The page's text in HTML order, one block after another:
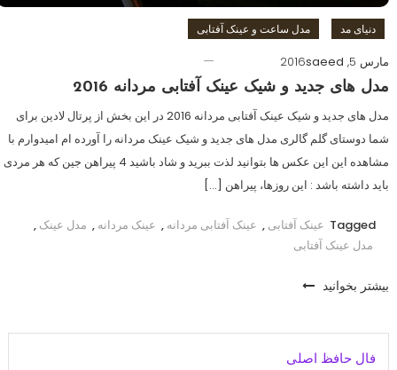
دنیای مد مدل ساعت و عینک آفتابی
مارس 5, 2016
saeed
مدل های جدید و شیک عینک آفتابی مردانه 2016
مدل های جدید و شیک عینک آفتابی مردانه 2016 در این بخش از پرتال لادین برای
شما دوستای گلم گالری مدل های جدید و شیک عینک مردانه را آورده ام امیدوارم با
مشاهده این این عکس ها بتوانید لذت ببرید و شاد باشید 4 پیراهن جین که هر مردی
باید داشته باشد : این روزها، پیراهن […]
Tagged عینک آفتابی , عینک آفتابی مردانه , عینک مردانه , مدل عینک ,
مدل عینک آفتابی
بیشتر بخوانید
فال حافظ اصلی